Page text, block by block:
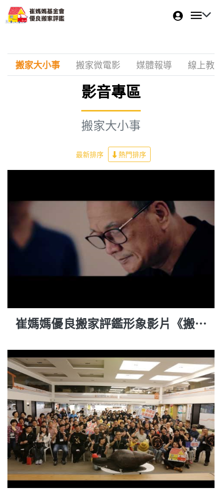
搬家大小事 搬家微電影 媒體報導 線上教
影音專區
搬家大小事
最新排序 熱門排序
崔媽媽優良搬家評鑑形象影片《搬。